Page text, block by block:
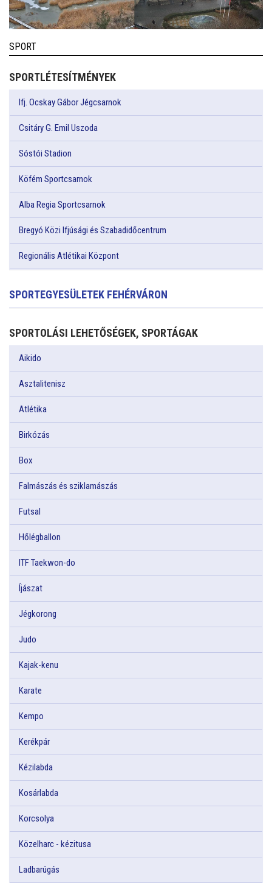
SPORT
SPORTLÉTESÍTMÉNYEK
Ifj. Ocskay Gábor Jégcsarnok
Csitáry G. Emil Uszoda
Sóstói Stadion
Köfém Sportcsarnok
Alba Regia Sportcsarnok
Bregyó Közi Ifjúsági és Szabadidőcentrum
Regionális Atlétikai Központ
SPORTEGYESÜLETEK FEHÉRVÁRON
SPORTOLÁSI LEHETŐSÉGEK, SPORTÁGAK
Aikido
Asztalitenisz
Atlétika
Birkózás
Box
Falmászás és sziklamászás
Futsal
Hőlégballon
ITF Taekwon-do
Íjászat
Jégkorong
Judo
Kajak-kenu
Karate
Kempo
Kerékpár
Kézilabda
Kosárlabda
Korcsolya
Közelharc - kézitusa
Ladbarúgás